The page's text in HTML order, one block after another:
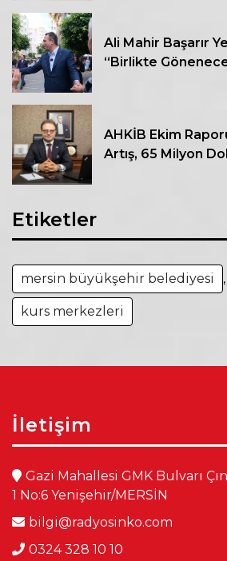
Ali Mahir Başarır
“Birlikte
AHKİB Ekim
Artış, 65 Milyon
Etiketler
mersin büyükşehir belediyesi ,
kurs merkezleri
İletişim
Gazi Mahallesi GMK Bulvarı
1 No:6 Yenişehir/MERSİN
bilgi@radyosinko.com
0324 328 10 10